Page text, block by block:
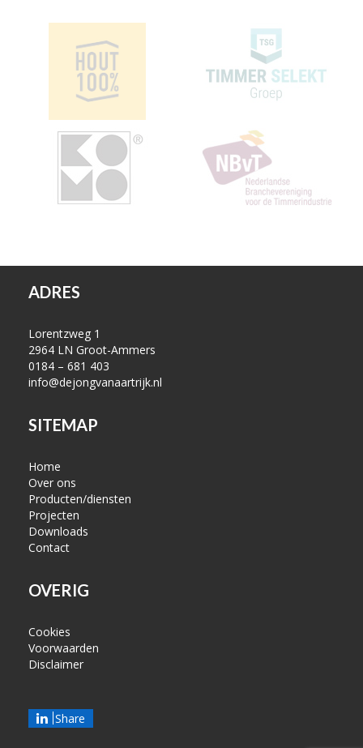
ADRES
Lorentzweg 1
2964 LN Groot-Ammers
0184 – 681 403
info@dejongvanaartrijk.nl
SITEMAP
Home
Over ons
Producten/diensten
Projecten
Downloads
Contact
OVERIG
Cookies
Voorwaarden
Disclaimer
Share